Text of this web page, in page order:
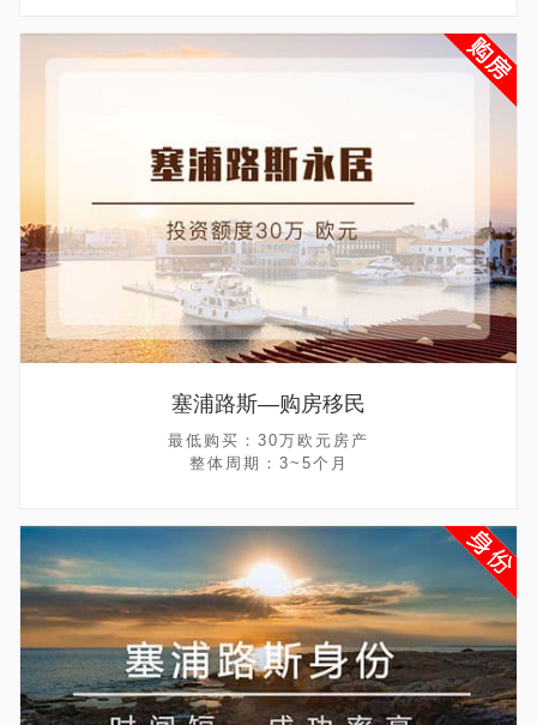
塞浦路斯—购房移民
最低购买：30万欧元房产
整体周期：3~5个月